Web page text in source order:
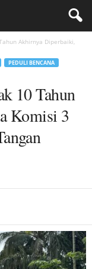
Akhirnya Diperbaiki,
PEDULI BENCANA
10 Tahun
Komisi 3